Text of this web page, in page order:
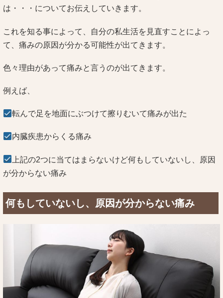
は・・・についてお伝えしていきます。
これを知る事によって、自分の私生活を見直すことによっ
て、痛みの原因が分かる可能性が出てきます。
色々理由があって痛みと言うのが出てきます。
例えば、
転んで足を地面にぶつけて擦りむいて痛みが出た
内臓疾患からくる痛み
上記の2つに当てはまらないけど何もしていないし、原因
が分からない痛み
何もしていないし、原因が分からない痛み